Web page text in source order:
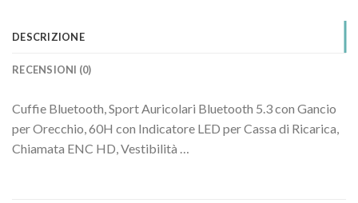
DESCRIZIONE
RECENSIONI (0)
Cuffie Bluetooth, Sport Auricolari Bluetooth 5.3 con Gancio
per Orecchio, 60H con Indicatore LED per Cassa di Ricarica,
Chiamata ENC HD, Vestibilità …